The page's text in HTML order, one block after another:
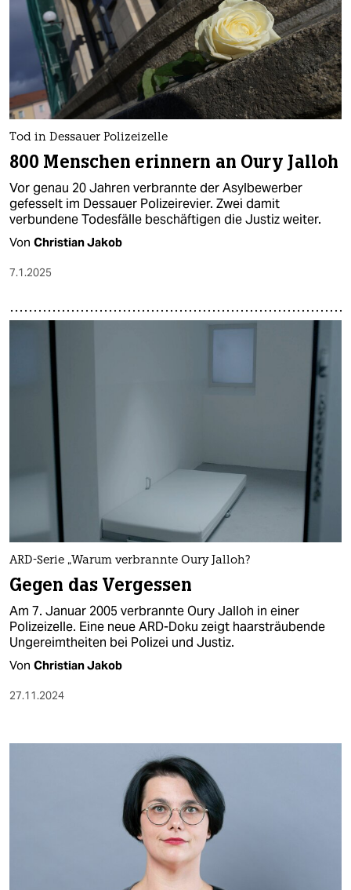
Tod in Dessauer Polizeizelle
800 Menschen erinnern an Oury Jalloh
Vor genau 20 Jahren verbrannte der Asylbewerber
gefesselt im Dessauer Polizeirevier. Zwei damit
verbundene Todesfälle beschäftigen die Justiz weiter.
Von Christian Jakob
7.1.2025
ARD-Serie „Warum verbrannte Oury Jalloh?
Gegen das Vergessen
Am 7. Januar 2005 verbrannte Oury Jalloh in einer
Polizeizelle. Eine neue ARD-Doku zeigt haarsträubende
Ungereimtheiten bei Polizei und Justiz.
Von Christian Jakob
27.11.2024